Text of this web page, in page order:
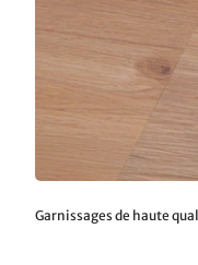
Garnissages de haute